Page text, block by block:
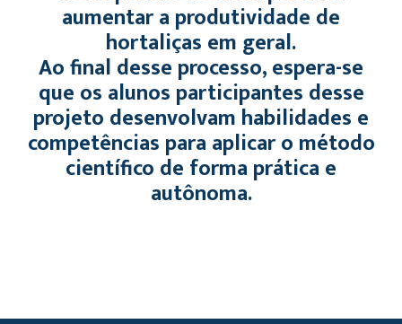
aumentar a produtividade de
hortaliças em geral.
Ao final desse processo, espera-se
que os alunos participantes desse
projeto desenvolvam habilidades e
competências para aplicar o método
científico de forma prática e
autônoma.